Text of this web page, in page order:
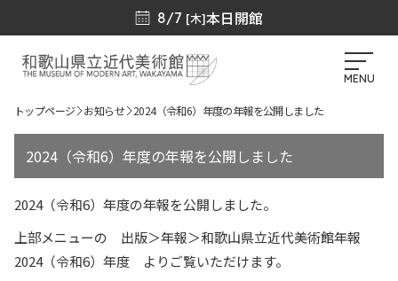
8/7 [木]本日開館
MENU
トップページ お知らせ 2024（令和6）年度の年報を公開しました
2024（令和6）年度の年報を公開しました
2024（令和6）年度の年報を公開しました。
上部メニューの 出版＞年報＞和歌山県立近代美術館年報
2024（令和6）年度 よりご覧いただけます。